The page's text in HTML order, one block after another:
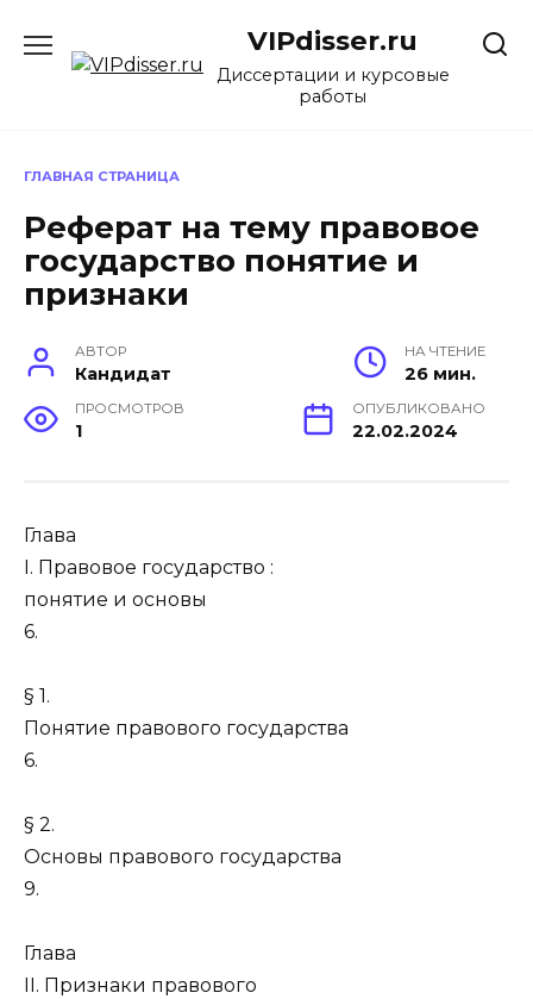
содержанию
VIPdisser.ru
Диссертации и курсовые
работы
ГЛАВНАЯ СТРАНИЦА
Реферат на тему правовое
государство понятие и
признаки
АВТОР
Кандидат
НА ЧТЕНИЕ
26 мин.
ПРОСМОТРОВ
1
ОПУБЛИКОВАНО
22.02.2024
Глава
I. Правовое государство :
понятие и основы
6.
§ 1.
Понятие правового государства
6.
§ 2.
Основы правового государства
9.
Глава
II. Признаки правового